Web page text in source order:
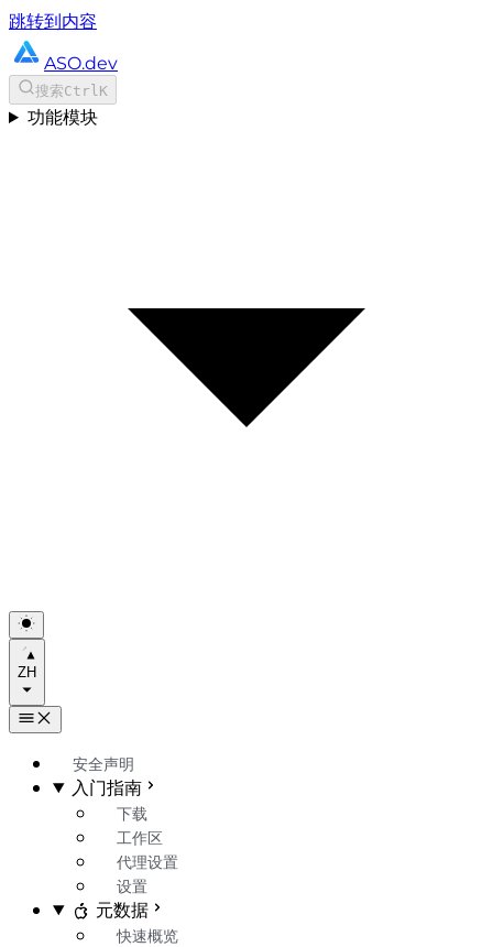
跳转到内容
ASO.dev
搜索CtrlK
功能模块
ZH
安全声明
入门指南
下载
工作区
代理设置
设置
元数据
快速概览